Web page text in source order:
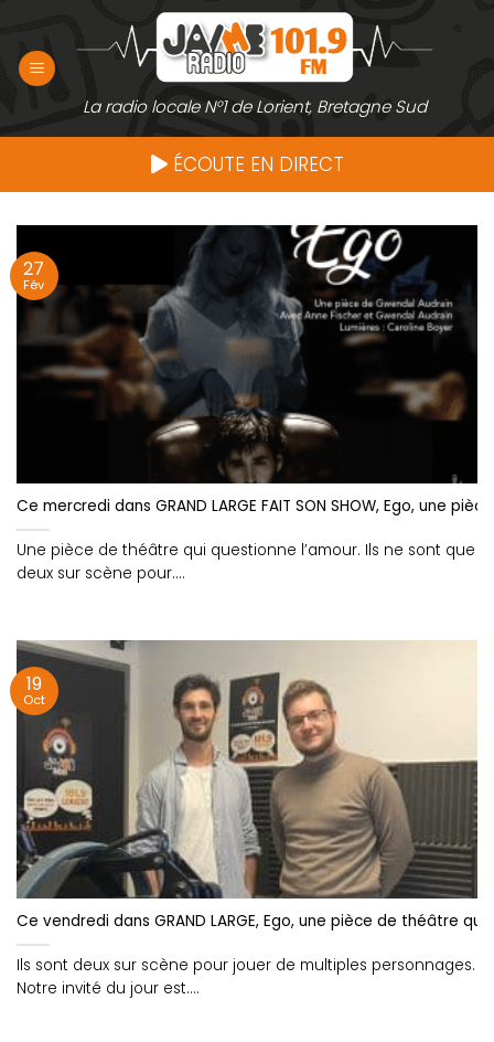
contenu
La radio locale N°1 de Lorient, Bretagne Sud
ÉCOUTE EN DIRECT
Ce mercredi dans GRAND LARGE FAIT SON SHOW, Ego, une
Une pièce de théâtre qui questionne l’amour. Ils ne sont que
deux sur scène pour....
27
Fév
Ce vendredi dans GRAND LARGE, Ego, une pièce de théâtre qui
Ils sont deux sur scène pour jouer de multiples personnages.
Notre invité du jour est....
19
Oct